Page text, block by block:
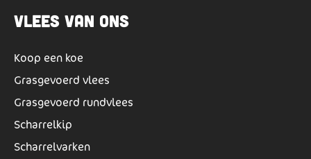
Vlees van ons
Koop een koe
Grasgevoerd vlees
Grasgevoerd rundvlees
Scharrelkip
Scharrelvarken